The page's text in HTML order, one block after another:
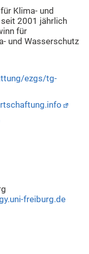
Klima- und
2001 jährlich
für
und Wasserschutz
ezgs/tg-
freiburg.de